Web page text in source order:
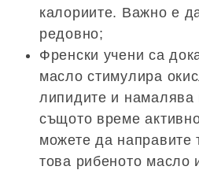
калориите. Важно е
редовно;
Френски учени са
масло стимулира
липидите и намалява
същото време
можете да направите
това рибеното масло